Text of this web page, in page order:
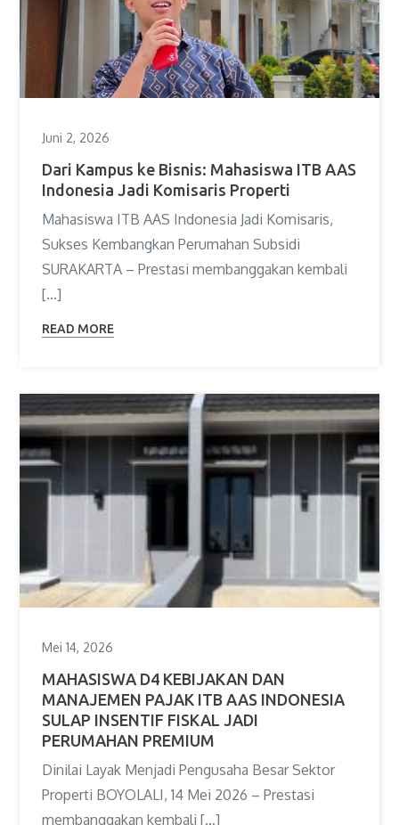
Juni 2, 2026
Dari Kampus ke Bisnis: Mahasiswa ITB AAS
Indonesia Jadi Komisaris Properti
Mahasiswa ITB AAS Indonesia Jadi Komisaris,
Sukses Kembangkan Perumahan Subsidi
SURAKARTA – Prestasi membanggakan kembali
[…]
READ MORE
Mei 14, 2026
MAHASISWA D4 KEBIJAKAN DAN
MANAJEMEN PAJAK ITB AAS INDONESIA
SULAP INSENTIF FISKAL JADI
PERUMAHAN PREMIUM
Dinilai Layak Menjadi Pengusaha Besar Sektor
Properti BOYOLALI, 14 Mei 2026 – Prestasi
membanggakan kembali […]